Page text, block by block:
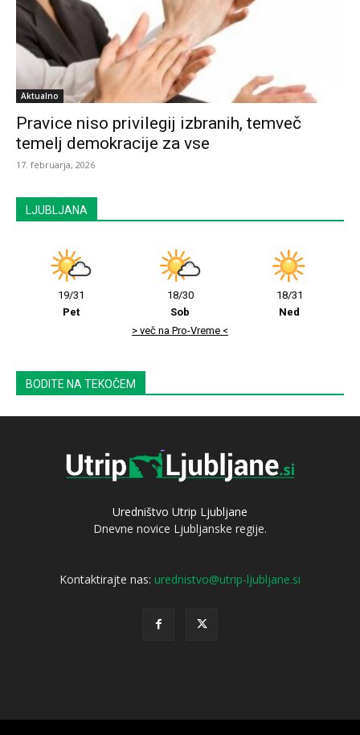
Aktualno
Pravice niso privilegij izbranih, temveč
temelj demokracije za vse
17. februarja, 2026
LJUBLJANA
19/31
Pet
18/30
Sob
18/31
Ned
> več na Pro-Vreme <
BODITE NA TEKOČEM
Uredništvo Utrip Ljubljane
Dnevne novice Ljubljanske regije.
Kontaktirajte nas: urednistvo@utrip-ljubljane.si